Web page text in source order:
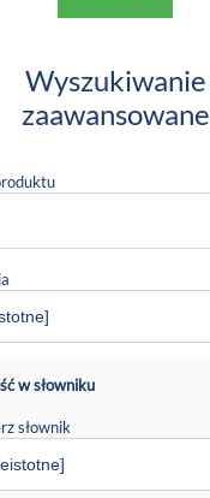
Wyszukiwanie
zaawansowane
w słowniku
słownik